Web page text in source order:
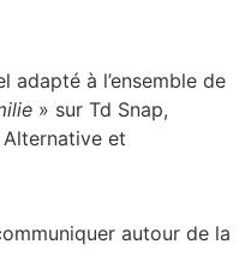
à l’ensemble de
» sur Td Snap,
et
autour de la